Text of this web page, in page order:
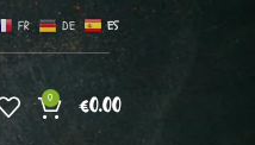
FR DE ES
0 €0.00